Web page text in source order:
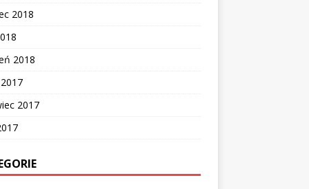
2018
2018
2017